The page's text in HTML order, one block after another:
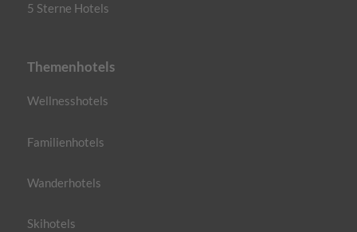
5 Sterne Hotels
Themenhotels
Wellnesshotels
Familienhotels
Wanderhotels
Skihotels